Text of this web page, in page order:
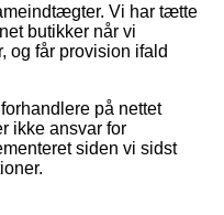
Vi har tætte
butikker når vi
og får provision ifald
på nettet
ikke ansvar for
siden vi sidst